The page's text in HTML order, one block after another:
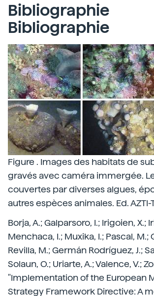
Bibliographie
Bibliographie
Figure . Images des habitats de
gravés avec caméra immergée.
couvertes par diverses algues,
autres espèces animales. Ed. AZTI-
Borja, A.; Galparsoro, I.; Irigoien, X.;
Menchaca, I.; Muxika, I.; Pascal, M.;
Revilla, M.; Germán Rodríguez, J.;
Solaun, O.; Uriarte, A.; Valence, V.;
"Implementation of the European
Strategy Framework Directive: A